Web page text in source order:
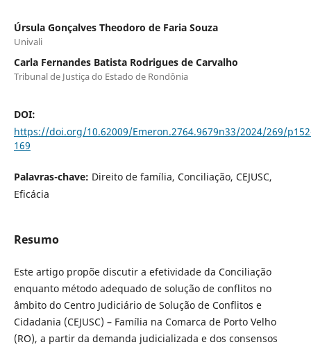
Úrsula Gonçalves Theodoro de Faria Souza
Univali
Carla Fernandes Batista Rodrigues de Carvalho
Tribunal de Justiça do Estado de Rondônia
DOI:
https://doi.org/10.62009/Emeron.2764.9679n33/2024/269/
169
Palavras-chave: Direito de família, Conciliação, CEJUSC,
Eficácia
Resumo
Este artigo propõe discutir a efetividade da Conciliação
enquanto método adequado de solução de conflitos no
âmbito do Centro Judiciário de Solução de Conflitos e
Cidadania (CEJUSC) – Família na Comarca de Porto Velho
(RO), a partir da demanda judicializada e dos consensos